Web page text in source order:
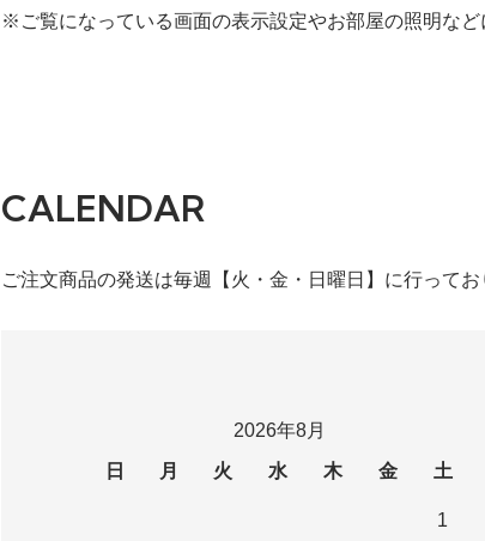
※ご覧になっている画面の表示設定やお部屋の照明な
CALENDAR
ご注文商品の発送は毎週【火・金・日曜日】に行ってお
2026年8月
日
月 火 水 木 金 土
1